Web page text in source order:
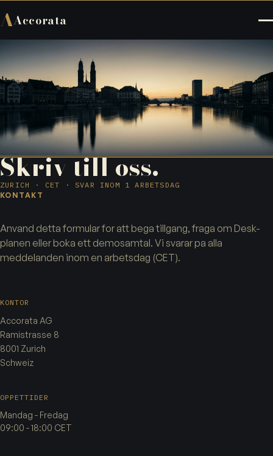
AAccorata
Skriv till oss.
ZURICH · CET · SVAR INOM 1 ARBETSDAG
KONTAKT
Anvand detta formular for att bega tillgang, fraga om Desk-
planen eller boka ett demosamtal. Vi svarar pa alla
meddelanden inom en arbetsdag (CET).
KONTOR
Accorata AG
Ramistrasse 8
8001 Zurich
Schweiz
OPPETTIDER
Mandag - Fredag
09:00 - 18:00 CET